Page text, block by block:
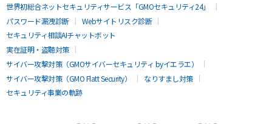
世界初総合ネットセキュリティサービス「GMOセキュリティ24」
パスワード漏洩診断
Webサイトリスク診断
セキュリティ相談AIチャットボット
実在証明・盗聴対策
サイバー攻撃対策（GMOサイバーセキュリティ byイエラエ）
サイバー攻撃対策（GMO Flatt Security）
なりすまし対策
セキュリティ事業の軌跡